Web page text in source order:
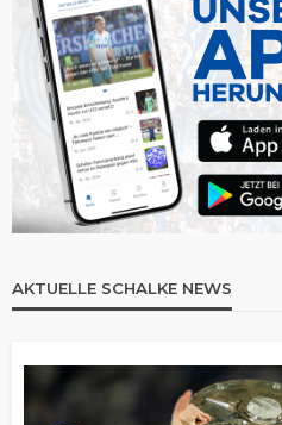
AKTUELLE SCHALKE NEWS